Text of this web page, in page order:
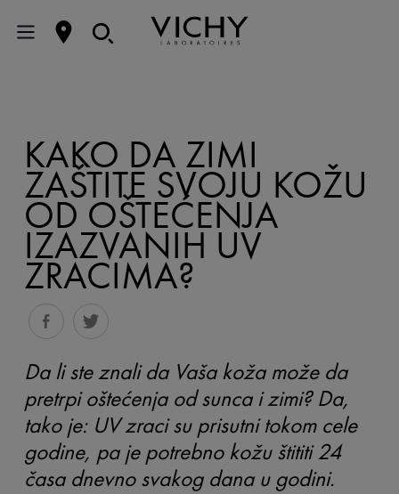
KAKO DA ZIMI
ZAŠTITE SVOJU KOŽU
OD OŠTEĆENJA
IZAZVANIH UV
ZRACIMA?
Da li ste znali da Vaša koža može da
pretrpi oštećenja od sunca i zimi? Da,
tako je: UV zraci su prisutni tokom cele
godine, pa je potrebno kožu štititi 24
časa dnevno svakog dana u godini.